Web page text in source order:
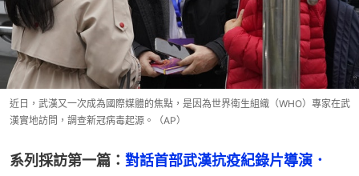
近日，武漢又一次成為國際媒體的焦點，是因為世界衛生組織（WHO）專家在武
漢實地訪問，調查新冠病毒起源。（AP）
系列採訪第一篇： 對話首部武漢抗疫紀錄片導演．